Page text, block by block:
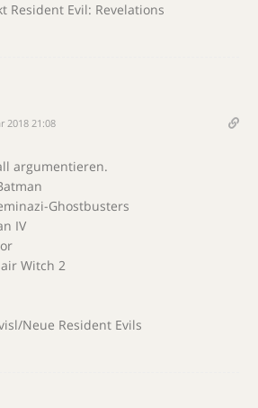
Resident Evil: Revelations
2018 21:08
argumentieren.
Ghostbusters
IV
Witch 2
Neue Resident Evils